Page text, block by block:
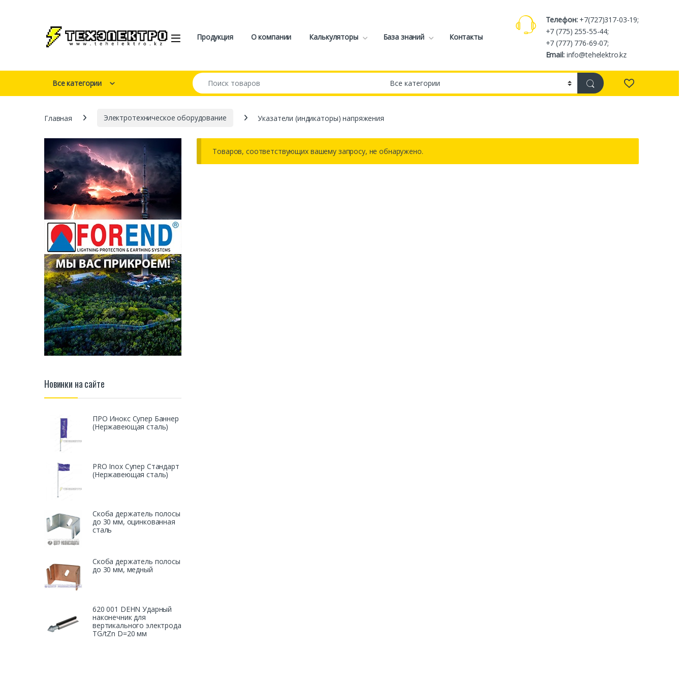
Open Продукция О компании Калькуляторы База знаний Контакты
Телефон:+7(727)317-03-19;
+7 (775) 255-55-44;
+7 (777) 776-69-07;
Email:info@tehelektro.kz
Все категории
Искать:
Главная Электротехническое оборудование Указатели (индикаторы) напряжения
Товаров, соответствующих вашему запросу, не обнаружено.
Новинки на сайте
ПРО Инокс Супер Баннер
(Нержавеющая сталь)
PRO Inox Супер Стандарт
(Нержавеющая сталь)
Скоба держатель полосы
до 30 мм, оцинкованная
сталь
Скоба держатель полосы
до 30 мм, медный
620 001 DEHN Ударный
наконечник для
вертикального электрода
TG/tZn D=20 мм